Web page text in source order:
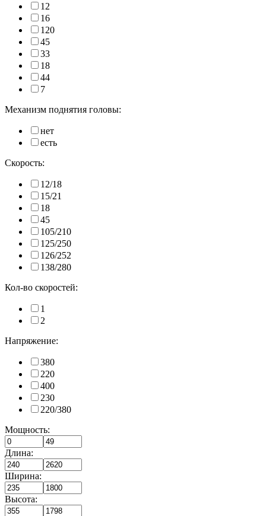
12
16
120
45
33
18
44
7
Механизм поднятия головы:
нет
есть
Скорость:
12/18
15/21
18
45
105/210
125/250
126/252
138/280
Кол-во скоростей:
1
2
Напряжение:
380
220
400
230
220/380
Мощность:
Длина:
Ширина:
Высота: